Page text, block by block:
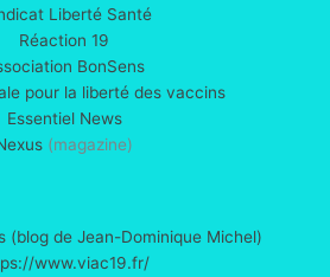
Liberté Santé
Réaction 19
BonSens
pour la liberté des vaccins
Essentiel News
(magazine)
(blog de Jean-Dominique Michel)
www.viac19.fr/